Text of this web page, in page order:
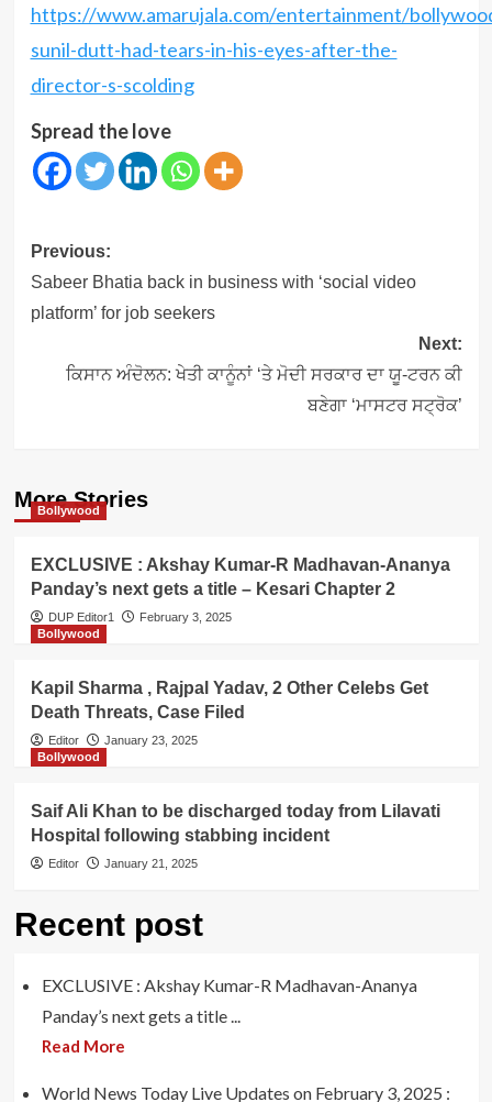
https://www.amarujala.com/entertainment/
sunil-dutt-had-tears-in-his-eyes-after-the-
director-s-scolding
Spread the love
Post
navigation
Previous:
Sabeer Bhatia back in business with ‘social video
platform’ for job seekers
Next:
ਕਿਸਾਨ ਅੰਦੋਲਨ: ਖੇਤੀ ਕਾਨੂੰਨਾਂ ‘ਤੇ ਮੋਦੀ ਸਰਕਾਰ ਦਾ ਯੂ-ਟਰਨ ਕੀ
ਬਣੇਗਾ ‘ਮਾਸਟਰ ਸਟ੍ਰੋਕ’
More Stories
Bollywood
EXCLUSIVE : Akshay Kumar-R Madhavan-Ananya
Panday’s next gets a title – Kesari Chapter 2
DUP Editor1
February 3, 2025
Bollywood
Kapil Sharma , Rajpal Yadav, 2 Other Celebs Get
Death Threats, Case Filed
Editor
January 23, 2025
Bollywood
Saif Ali Khan to be discharged today from Lilavati
Hospital following stabbing incident
Editor January 21, 2025
Recent post
EXCLUSIVE : Akshay Kumar-R Madhavan-Ananya
Panday’s next gets a title ...
Read More
World News Today Live Updates on February 3, 2025 :